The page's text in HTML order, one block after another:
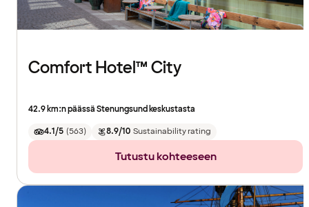
Comfort Hotel™ City
42.9 km:n päässä Stenungsund keskustasta
4.1/5 (563) 8.9/10 Sustainability rating
Tutustu kohteeseen